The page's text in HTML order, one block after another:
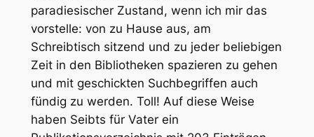
paradiesischer Zustand, wenn ich mir das
vorstelle: von zu Hause aus, am
Schreibtisch sitzend und zu jeder beliebigen
Zeit in den Bibliotheken spazieren zu gehen
und mit geschickten Suchbegriffen auch
fündig zu werden. Toll! Auf diese Weise
haben Seibts für Vater ein